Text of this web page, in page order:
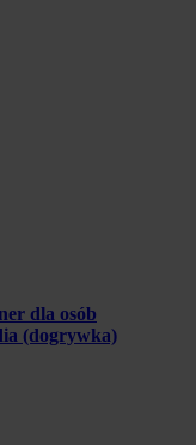
dla osób
(dogrywka)